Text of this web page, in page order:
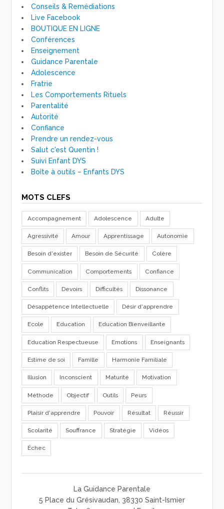
Conseils & Remédiations
Live Facebook
BOUTIQUE EN LIGNE
Conférences
Enseignement
Guidance Parentale
Adolescence
Fratrie
Les Comportements Rituels
Parentalité
Autorité
Confiance
Prendre un rendez-vous
Salut c'est Quentin !
Suivi Enfant DYS
Boîte à outils – Enfants DYS
MOTS CLEFS
Accompagnement Adolescence Adulte
Agressivité Amour Apprentissage Autonomie
Besoin d'exister Besoin de Sécurité Colère
Communication Comportements Confiance
Conflits Devoirs Difficultés Dissonance
Désappétence Intellectuelle Désir d'apprendre
Ecole Education Education Bienveillante
Education Respectueuse Emotions Enseignants
Estime de soi Famille Harmonie Familiale
Illusion Inconscient Maturité Motivation
Méthode Objectif Outils Peurs
Plaisir d'apprendre Pouvoir Résultat Réussir
Scolarité Souffrance Stratégie Vidéos
Échec
La Guidance Parentale
5 Place du Grésivaudan, 38330 Saint-Ismier